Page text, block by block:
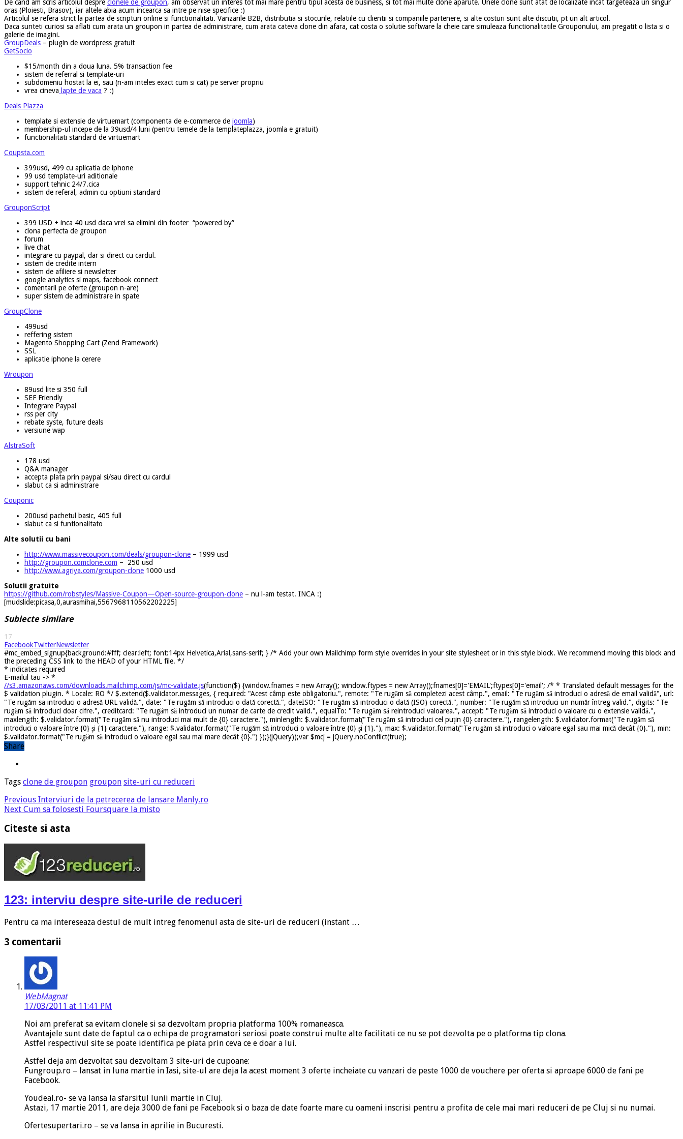
De cand am scris articolul despre clonele de groupon, am observat un interes tot mai mare pentru tipul acesta de business, si tot mai multe clone aparute. Unele clone sunt atat de localizate incat targeteaza un singur
oras (Ploiesti, Brasov), iar altele abia acum incearca sa intre pe nise specifice :)
Articolul se refera strict la partea de scripturi online si functionalitati. Vanzarile B2B, distributia si stocurile, relatiile cu clientii si companiile partenere, si alte costuri sunt alte discutii, pt un alt articol.
Daca sunteti curiosi sa aflati cum arata un groupon in partea de administrare, cum arata cateva clone din afara, cat costa o solutie software la cheie care simuleaza functionalitatile Grouponului, am pregatit o lista si o
galerie de imagini.
GroupDeals – plugin de wordpress gratuit
GetSocio
$15/month din a doua luna. 5% transaction fee
sistem de referral si template-uri
subdomeniu hostat la ei, sau (n-am inteles exact cum si cat) pe server propriu
vrea cineva lapte de vaca ? :)
Deals Plazza
template si extensie de virtuemart (componenta de e-commerce de joomla)
membership-ul incepe de la 39usd/4 luni (pentru temele de la templateplazza, joomla e gratuit)
functionalitati standard de virtuemart
Coupsta.com
399usd, 499 cu aplicatia de iphone
99 usd template-uri aditionale
support tehnic 24/7.cica
sistem de referal, admin cu optiuni standard
GrouponScript
399 USD + inca 40 usd daca vrei sa elimini din footer “powered by”
clona perfecta de groupon
forum
live chat
integrare cu paypal, dar si direct cu cardul.
sistem de credite intern
sistem de afiliere si newsletter
google analytics si maps, facebook connect
comentarii pe oferte (groupon n-are)
super sistem de administrare in spate
GroupClone
499usd
reffering sistem
Magento Shopping Cart (Zend Framework)
SSL
aplicatie iphone la cerere
Wroupon
89usd lite si 350 full
SEF Friendly
Integrare Paypal
rss per city
rebate syste, future deals
versiune wap
AlstraSoft
178 usd
Q&A manager
accepta plata prin paypal si/sau direct cu cardul
slabut ca si administrare
Couponic
200usd pachetul basic, 405 full
slabut ca si funtionalitato
Alte solutii cu bani
http://www.massivecoupon.com/deals/groupon-clone – 1999 usd
http://groupon.comclone.com – 250 usd
http://www.agriya.com/groupon-clone 1000 usd
Solutii gratuite
https://github.com/robstyles/Massive-Coupon—Open-source-groupon-clone – nu l-am testat. INCA :)
[mudslide:picasa,0,aurasmihai,5567968110562202225]
Subiecte similare
17
FacebookTwitterNewsletter
#mc_embed_signup{background:#fff; clear:left; font:14px Helvetica,Arial,sans-serif; } /* Add your own Mailchimp form style overrides in your site stylesheet or in this style block. We recommend moving this block and
the preceding CSS link to the HEAD of your HTML file. */
* indicates required
E-mailul tau -> *
//s3.amazonaws.com/downloads.mailchimp.com/js/mc-validate.js(function($) {window.fnames = new Array(); window.ftypes = new Array();fnames[0]='EMAIL';ftypes[0]='email'; /* * Translated default messages for the
$ validation plugin. * Locale: RO */ $.extend($.validator.messages, { required: "Acest câmp este obligatoriu.", remote: "Te rugăm să completezi acest câmp.", email: "Te rugăm să introduci o adresă de email validă", url:
"Te rugăm sa introduci o adresă URL validă.", date: "Te rugăm să introduci o dată corectă.", dateISO: "Te rugăm să introduci o dată (ISO) corectă.", number: "Te rugăm să introduci un număr întreg valid.", digits: "Te
rugăm să introduci doar cifre.", creditcard: "Te rugăm să introduci un numar de carte de credit valid.", equalTo: "Te rugăm să reintroduci valoarea.", accept: "Te rugăm să introduci o valoare cu o extensie validă.",
maxlength: $.validator.format("Te rugăm să nu introduci mai mult de {0} caractere."), minlength: $.validator.format("Te rugăm să introduci cel puțin {0} caractere."), rangelength: $.validator.format("Te rugăm să
introduci o valoare între {0} și {1} caractere."), range: $.validator.format("Te rugăm să introduci o valoare între {0} și {1}."), max: $.validator.format("Te rugăm să introduci o valoare egal sau mai mică decât {0}."), min:
$.validator.format("Te rugăm să introduci o valoare egal sau mai mare decât {0}.") });}(jQuery));var $mcj = jQuery.noConflict(true);
Share
Tags clone de groupon groupon site-uri cu reduceri
Previous Interviuri de la petrecerea de lansare Manly.ro
Next Cum sa folosesti Foursquare la misto
Citeste si asta
123: interviu despre site-urile de reduceri
Pentru ca ma intereseaza destul de mult intreg fenomenul asta de site-uri de reduceri (instant …
3 comentarii
WebMagnat
17/03/2011 at 11:41 PM
Noi am preferat sa evitam clonele si sa dezvoltam propria platforma 100% romaneasca.
Avantajele sunt date de faptul ca o echipa de programatori seriosi poate construi multe alte facilitati ce nu se pot dezvolta pe o platforma tip clona.
Astfel respectivul site se poate identifica pe piata prin ceva ce e doar a lui.
Astfel deja am dezvoltat sau dezvoltam 3 site-uri de cupoane:
Fungroup.ro – lansat in luna martie in Iasi, site-ul are deja la acest moment 3 oferte incheiate cu vanzari de peste 1000 de vouchere per oferta si aproape 6000 de fani pe
Facebook.
Youdeal.ro- se va lansa la sfarsitul lunii martie in Cluj.
Astazi, 17 martie 2011, are deja 3000 de fani pe Facebook si o baza de date foarte mare cu oameni inscrisi pentru a profita de cele mai mari reduceri de pe Cluj si nu numai.
Ofertesupertari.ro – se va lansa in aprilie in Bucuresti.